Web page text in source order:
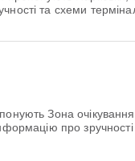
та схеми
Зона очікування,
про